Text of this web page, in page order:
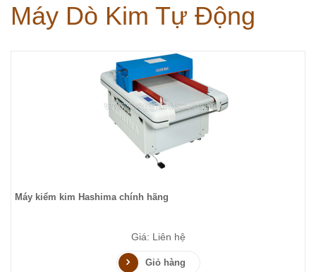
Máy Dò Kim Tự Động
Máy kiểm kim Hashima chính hãng
Giá: Liên hệ
Giỏ hàng